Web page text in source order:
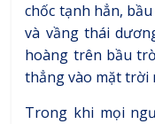
chốc tạnh hẳn,
và vầng thái
hoàng trên bầu
thẳng vào mặt trời
Trong khi mọi